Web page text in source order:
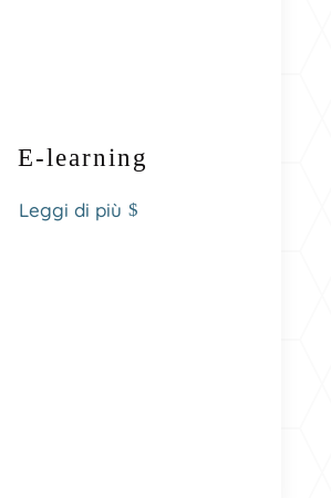
E-learning
Leggi di più